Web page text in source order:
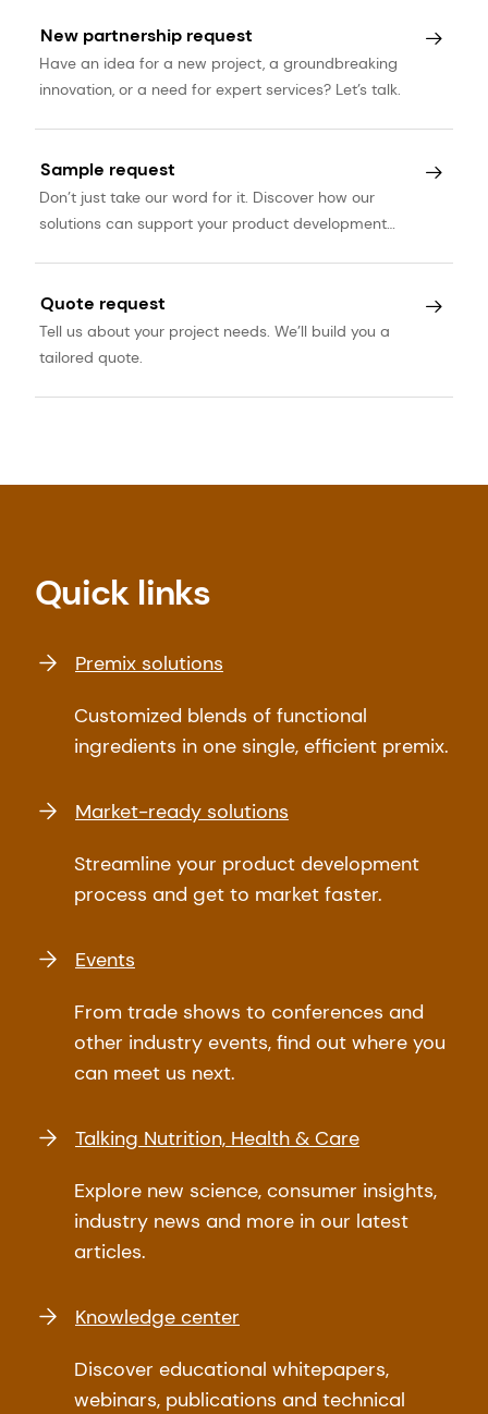
New partnership request
Have an idea for a new project, a groundbreaking
innovation, or a need for expert services? Let’s talk.
Sample request
Don’t just take our word for it. Discover how our
solutions can support your product development
Quote request
Tell us about your project needs. We’ll build you a
tailored quote.
Quick links
Premix solutions
Customized blends of functional
ingredients in one single, efficient premix.
Market-ready solutions
Streamline your product development
process and get to market faster.
Events
From trade shows to conferences and
other industry events, find out where you
can meet us next.
Talking Nutrition, Health & Care
Explore new science, consumer insights,
industry news and more in our latest
articles.
Knowledge center
Discover educational whitepapers,
webinars, publications and technical